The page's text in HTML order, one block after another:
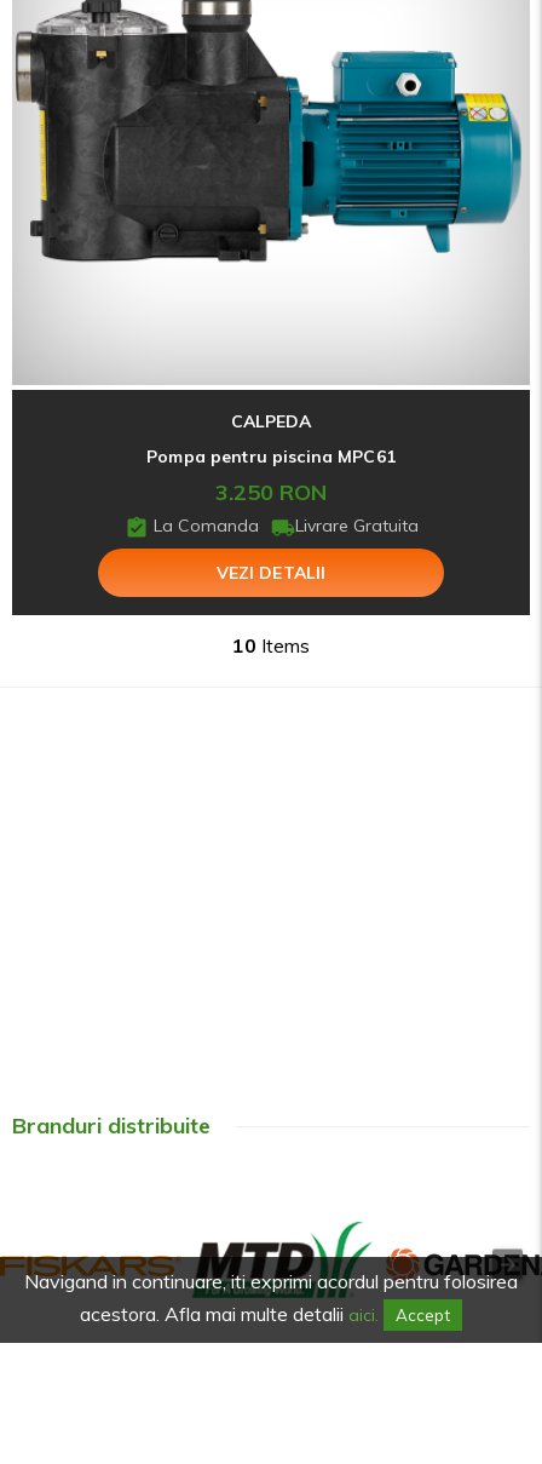
CALPEDA
Pompa pentru piscina MPC61
3.250 RON
La Comanda Livrare Gratuita
VEZI DETALII
10 Items
Branduri distribuite
Navigand in continuare, iti exprimi acordul pentru folosirea
acestora. Afla mai multe detalii aici. Accept